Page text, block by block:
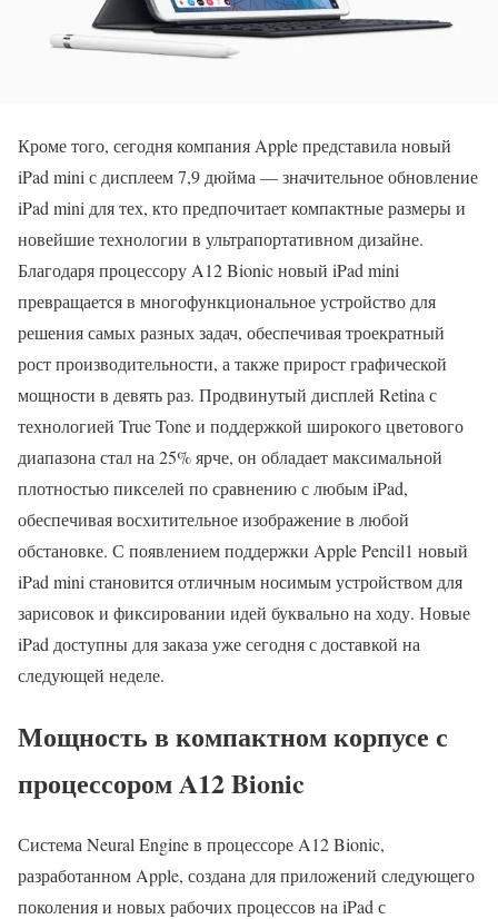
Кроме того, сегодня компания Apple представила новый
iPad mini с дисплеем 7,9 дюйма — значительное обновление
iPad mini для тех, кто предпочитает компактные размеры и
новейшие технологии в ультрапортативном дизайне.
Благодаря процессору A12 Bionic новый iPad mini
превращается в многофункциональное устройство для
решения самых разных задач, обеспечивая троекратный
рост производительности, а также прирост графической
мощности в девять раз. Продвинутый дисплей Retina с
технологией True Tone и поддержкой широкого цветового
диапазона стал на 25% ярче, он обладает максимальной
плотностью пикселей по сравнению с любым iPad,
обеспечивая восхитительное изображение в любой
обстановке. С появлением поддержки Apple Pencil1 новый
iPad mini становится отличным носимым устройством для
зарисовок и фиксировании идей буквально на ходу. Новые
iPad доступны для заказа уже сегодня с доставкой на
следующей неделе.
Мощность в компактном корпусе с
процессором A12 Bionic
Система Neural Engine в процессоре A12 Bionic,
разработанном Apple, создана для приложений следующего
поколения и новых рабочих процессов на iPad с